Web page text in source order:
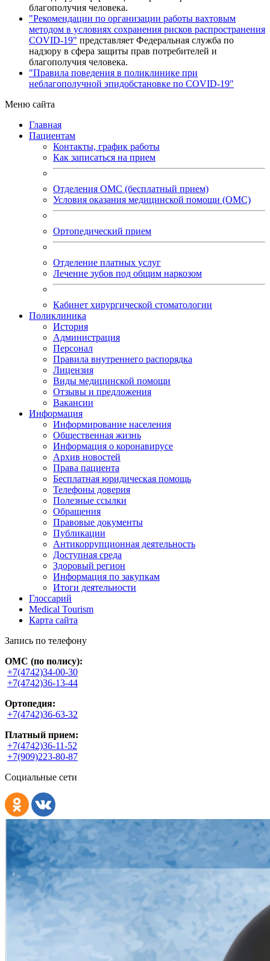
благополучия человека.
"Рекомендации по организации работы вахтовым
методом в условиях сохранения рисков распространения
COVID-19" представляет Федеральная служба по
надзору в сфера защиты прав потребителей и
благополучия человека.
"Правила поведения в поликлинике при
неблагополучной эпидобстановке по COVID-19"
Меню сайта
Главная
Пациентам
Контакты, график работы
Как записаться на прием
Отделения ОМС (бесплатный прием)
Условия оказания медицинской помощи (ОМС)
Ортопедический прием
Отделение платных услуг
Лечение зубов под общим наркозом
Кабинет хирургической стоматологии
Поликлиника
История
Администрация
Персонал
Правила внутреннего распорядка
Лицензия
Виды медицинской помощи
Отзывы и предложения
Вакансии
Информация
Информирование населения
Общественная жизнь
Информация о коронавирусе
Архив новостей
Права пациента
Бесплатная юридическая помощь
Телефоны доверия
Полезные ссылки
Обращения
Правовые документы
Публикации
Антикоррупционная деятельность
Доступная среда
Здоровый регион
Информация по закупкам
Итоги деятельности
Глоссарий
Medical Tourism
Карта сайта
Запись по телефону
ОМС (по полису):
+7(4742)34-00-30
+7(4742)36-13-44
Ортопедия:
+7(4742)36-63-32
Платный прием:
+7(4742)36-11-52
+7(909)223-80-87
Социальные сети